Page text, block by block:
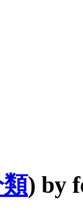
) by